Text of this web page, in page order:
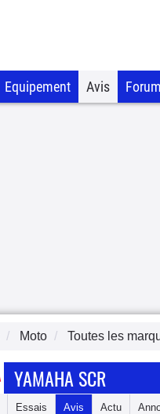
Equipement Avis Forum
Moto Toutes les
YAMAHA SCR
Essais Avis Actu